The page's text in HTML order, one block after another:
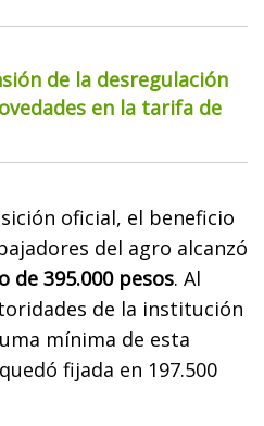
de la desregulación
en la tarifa de
oficial, el beneficio
del agro alcanzó
de 395.000 pesos. Al
de la institución
mínima de esta
fijada en 197.500